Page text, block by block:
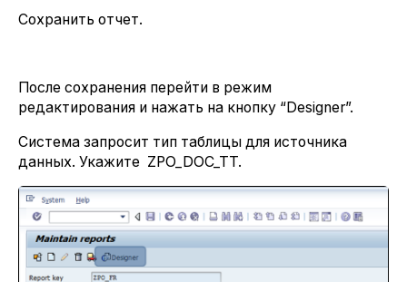
Сохранить отчет.
После сохранения перейти в режим
редактирования и нажать на кнопку “Designer”.
Система запросит тип таблицы для источника
данных. Укажите ZPO_DOC_TT.